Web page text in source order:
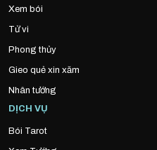
Xem bói
Tử vi
Phong thủy
Gieo quẻ xin xăm
Nhân tướng
DỊCH VỤ
Bói Tarot